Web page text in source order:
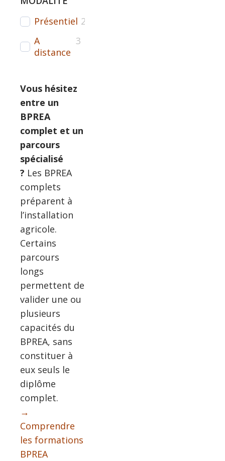
Présentiel 2
A
distance
3
Vous hésitez
entre un
BPREA
complet et un
parcours
spécialisé
? Les BPREA
complets
préparent à
l’installation
agricole.
Certains
parcours
longs
permettent de
valider une ou
plusieurs
capacités du
BPREA, sans
constituer à
eux seuls le
diplôme
complet.
→
Comprendre
les formations
BPREA